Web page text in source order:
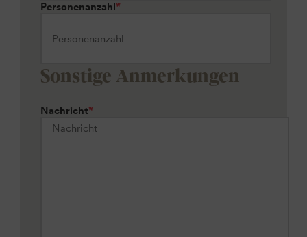
Personenanzahl*
Sonstige Anmerkungen
Nachricht*